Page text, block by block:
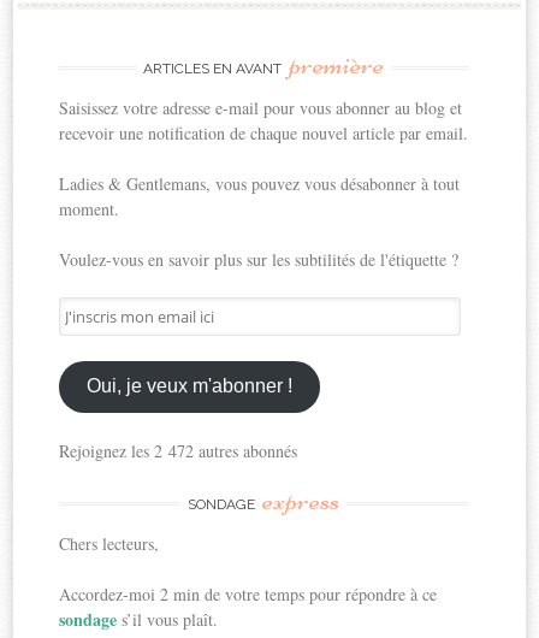
ARTICLES EN AVANT première
Saisissez votre adresse e-mail pour vous abonner au blog et
recevoir une notification de chaque nouvel article par email.
Ladies & Gentlemans, vous pouvez vous désabonner à tout
moment.
Voulez-vous en savoir plus sur les subtilités de l'étiquette ?
J'inscris
mon
email
ici
Oui, je veux m'abonner !
Rejoignez les 2 472 autres abonnés
SONDAGE express
Chers lecteurs,
Accordez-moi 2 min de votre temps pour répondre à ce
sondages’il vous plaît.